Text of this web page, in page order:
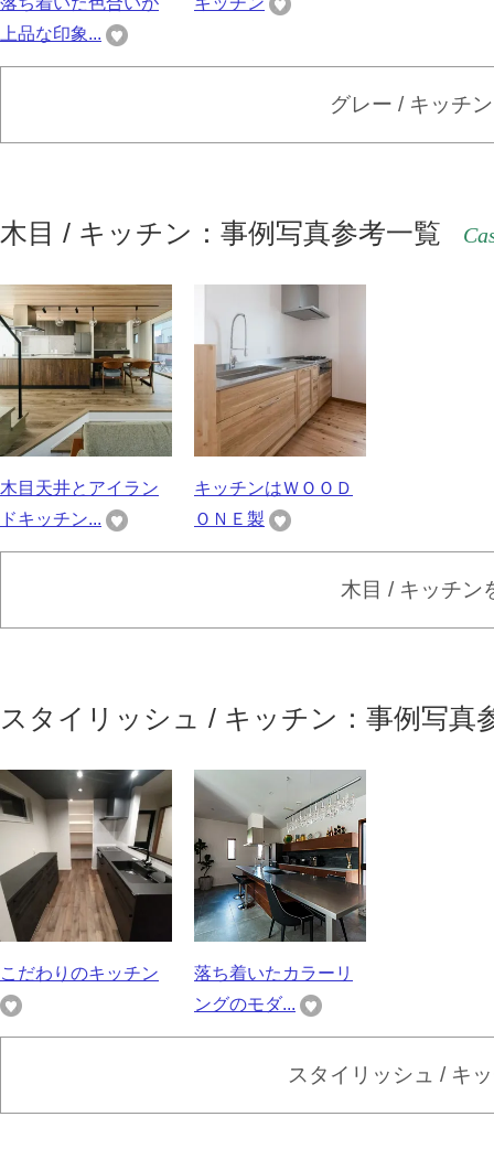
上品な印象...
グレー / キッチ
木目 / キッチン：事例写真参考一覧
木目天井とアイラン
ドキッチン...
キッチンはＷＯＯＤ
ＯＮＥ製
木目 / キッチン
スタイリッシュ / キッチン：事例写真
こだわりのキッチン
落ち着いたカラーリ
ングのモダ...
スタイリッシュ / キ